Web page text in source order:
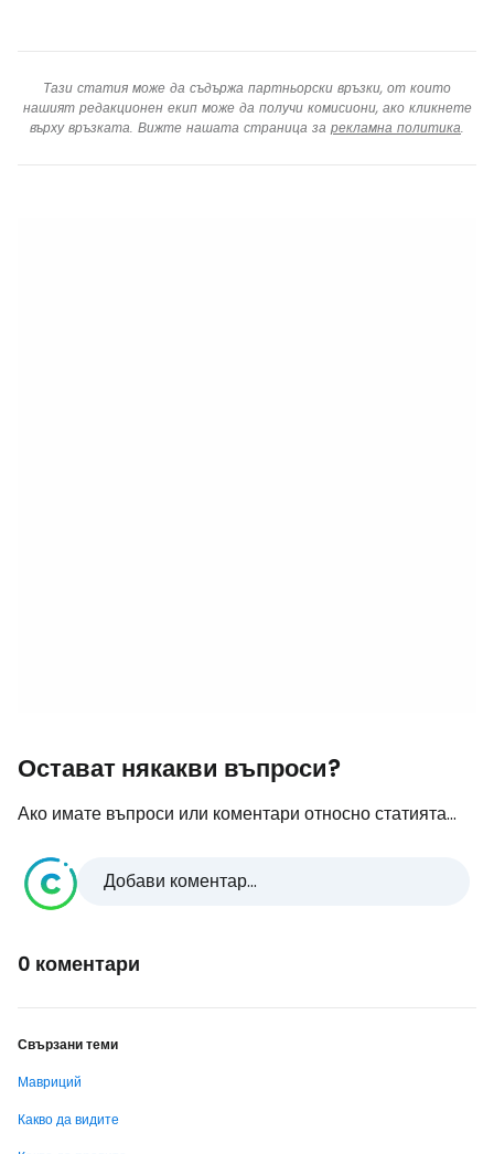
Тази статия може да съдържа партньорски връзки, от които
нашият редакционен екип може да получи комисиони, ако кликнете
върху връзката. Вижте нашата страница за рекламна политика.
Остават някакви въпроси?
Ако имате въпроси или коментари относно статията...
Добави коментар...
0 коментари
Свързани теми
Мавриций
Какво да видите